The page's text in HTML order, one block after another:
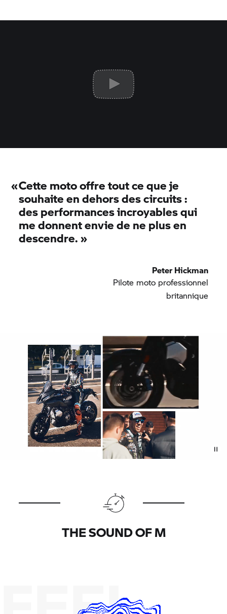
«Cette moto offre tout ce que je
souhaite en dehors des circuits :
des performances incroyables qui
me donnent envie de ne plus en
descendre.»
Peter Hickman
Pilote moto professionnel
britannique
THE SOUND OF M